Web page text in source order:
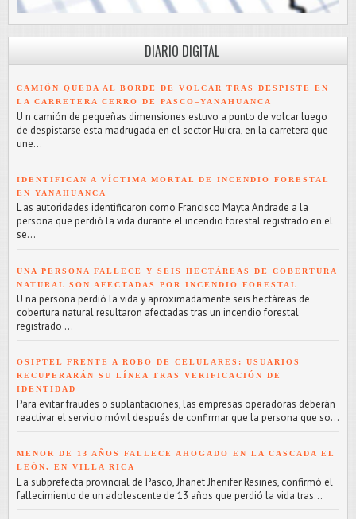
DIARIO DIGITAL
CAMIÓN QUEDA AL BORDE DE VOLCAR TRAS DESPISTE EN
LA CARRETERA CERRO DE PASCO–YANAHUANCA
U n camión de pequeñas dimensiones estuvo a punto de volcar luego
de despistarse esta madrugada en el sector Huicra, en la carretera que
une...
IDENTIFICAN A VÍCTIMA MORTAL DE INCENDIO FORESTAL
EN YANAHUANCA
L as autoridades identificaron como Francisco Mayta Andrade a la
persona que perdió la vida durante el incendio forestal registrado en el
se...
UNA PERSONA FALLECE Y SEIS HECTÁREAS DE COBERTURA
NATURAL SON AFECTADAS POR INCENDIO FORESTAL
U na persona perdió la vida y aproximadamente seis hectáreas de
cobertura natural resultaron afectadas tras un incendio forestal
registrado ...
OSIPTEL FRENTE A ROBO DE CELULARES: USUARIOS
RECUPERARÁN SU LÍNEA TRAS VERIFICACIÓN DE
IDENTIDAD
Para evitar fraudes o suplantaciones, las empresas operadoras deberán
reactivar el servicio móvil después de confirmar que la persona que so...
MENOR DE 13 AÑOS FALLECE AHOGADO EN LA CASCADA EL
LEÓN, EN VILLA RICA
L a subprefecta provincial de Pasco, Jhanet Jhenifer Resines, confirmó el
fallecimiento de un adolescente de 13 años que perdió la vida tras...